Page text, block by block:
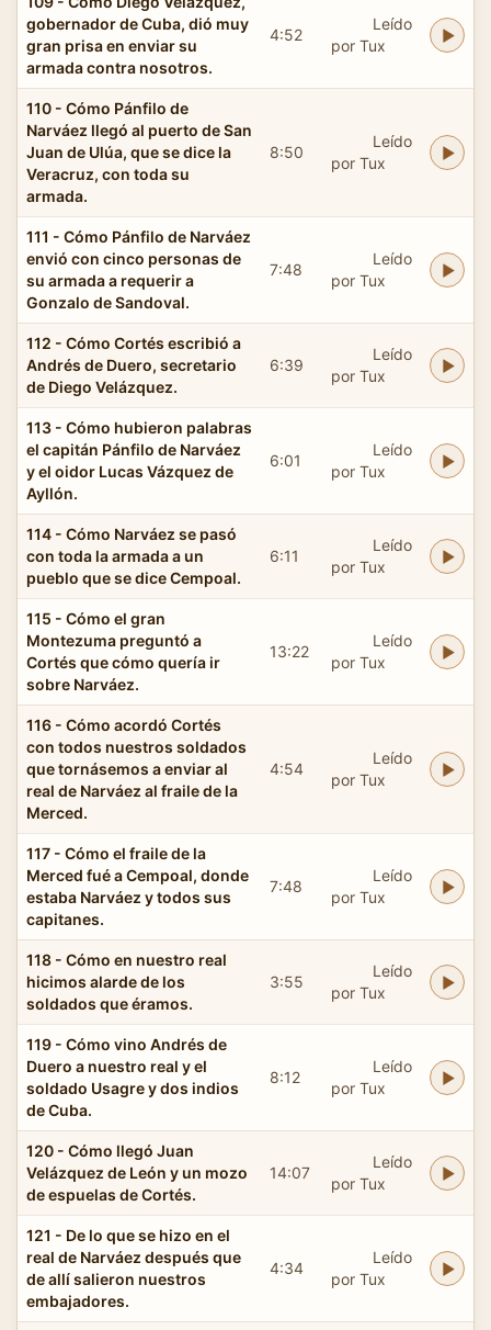
gobernador de Cuba, dió muy
gran prisa en enviar su
armada contra nosotros.
4:52
Leído
por Tux
110 - Cómo Pánfilo de
Narváez llegó al puerto de San
Juan de Ulúa, que se dice la
Veracruz, con toda su
armada.
8:50
Leído
por Tux
111 - Cómo Pánfilo de Narváez
envió con cinco personas de
su armada a requerir a
Gonzalo de Sandoval.
7:48
Leído
por Tux
112 - Cómo Cortés escribió a
Andrés de Duero, secretario
de Diego Velázquez.
6:39
Leído
por Tux
113 - Cómo hubieron palabras
el capitán Pánfilo de Narváez
y el oidor Lucas Vázquez de
Ayllón.
6:01
Leído
por Tux
114 - Cómo Narváez se pasó
con toda la armada a un
pueblo que se dice Cempoal.
6:11
Leído
por Tux
115 - Cómo el gran
Montezuma preguntó a
Cortés que cómo quería ir
sobre Narváez.
13:22
Leído
por Tux
116 - Cómo acordó Cortés
con todos nuestros soldados
que tornásemos a enviar al
real de Narváez al fraile de la
Merced.
4:54
Leído
por Tux
117 - Cómo el fraile de la
Merced fué a Cempoal, donde
estaba Narváez y todos sus
capitanes.
7:48
Leído
por Tux
118 - Cómo en nuestro real
hicimos alarde de los
soldados que éramos.
3:55
Leído
por Tux
119 - Cómo vino Andrés de
Duero a nuestro real y el
soldado Usagre y dos indios
de Cuba.
8:12
Leído
por Tux
120 - Cómo llegó Juan
Velázquez de León y un mozo
de espuelas de Cortés.
14:07
Leído
por Tux
121 - De lo que se hizo en el
real de Narváez después que
de allí salieron nuestros
embajadores.
4:34
Leído
por Tux